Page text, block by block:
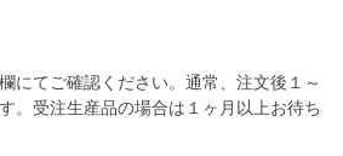
にてご確認ください。通常、注文後１～
。受注生産品の場合は１ヶ月以上お待ち